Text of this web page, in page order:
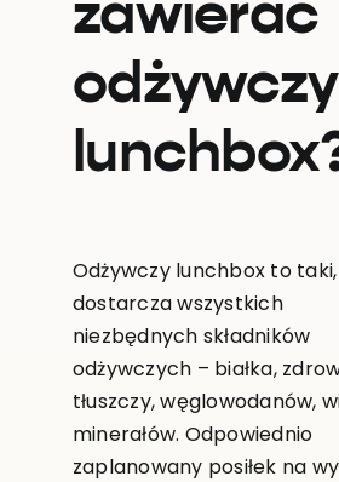
zawierać
odżywczy
Odżywczy lunchbox to
dostarcza wszystkich
niezbędnych składników
odżywczych – białka,
tłuszczy, węglowodanów,
minerałów. Odpowiednio
zaplanowany posiłek na